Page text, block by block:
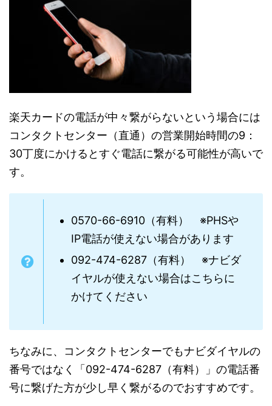
楽天カードの電話が中々繋がらないという場合には
コンタクトセンター（直通）の営業開始時間の9：
30丁度にかけるとすぐ電話に繋がる可能性が高いで
す。
0570-66-6910（有料） ※PHSや
IP電話が使えない場合があります
092-474-6287（有料） ※ナビダ
イヤルが使えない場合はこちらに
かけてください
ちなみに、コンタクトセンターでもナビダイヤルの
番号ではなく「092-474-6287（有料）」の電話番
号に繋げた方が少し早く繋がるのでおすすめです。